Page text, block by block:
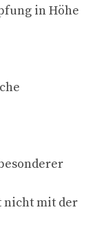
in Höhe
nicht mit der